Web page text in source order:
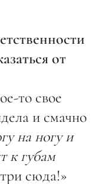
от
то свое
и смачно
на ногу и
к губам
сюда!»